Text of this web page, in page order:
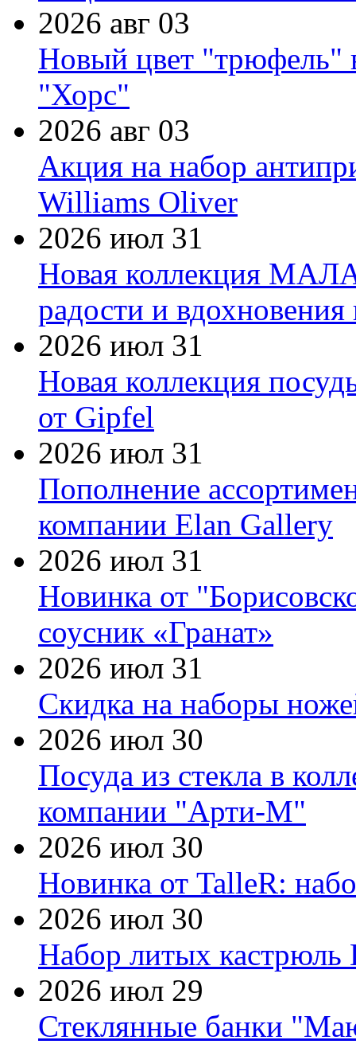
2026 авг 03
Новый цвет "трюфель"
"Хорс"
2026 авг 03
Акция на набор
Williams Oliver
2026 июл 31
Новая коллекция
радости и
2026 июл 31
Новая коллекция
от Gipfel
2026 июл 31
Пополнение
компании Elan Gallery
2026 июл 31
Новинка от
соусник «Гранат»
2026 июл 31
Скидка на наборы
2026 июл 30
Посуда из стекла в
компании "Арти-М"
2026 июл 30
Новинка от TalleR:
2026 июл 30
Набор литых кастрюль
2026 июл 29
Стеклянные банки